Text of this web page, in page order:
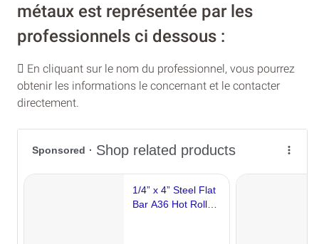
métaux est représentée par les
professionnels ci dessous :
En cliquant sur le nom du professionnel, vous pourrez
obtenir les informations le concernant et le contacter
directement.